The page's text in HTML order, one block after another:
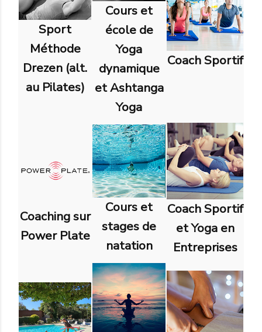
Sport
Méthode
Drezen (alt.
au Pilates)
Cours et
école de
Yoga
dynamique
et Ashtanga
Yoga
Coach Sportif
Coaching sur
Power Plate
Cours et
stages de
natation
Coach Sportif
et Yoga en
Entreprises